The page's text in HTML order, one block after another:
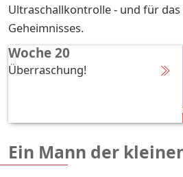
Ultraschallkontrolle - und für
Geheimnisses.
Woche 20
Überraschung!
Ein Mann der